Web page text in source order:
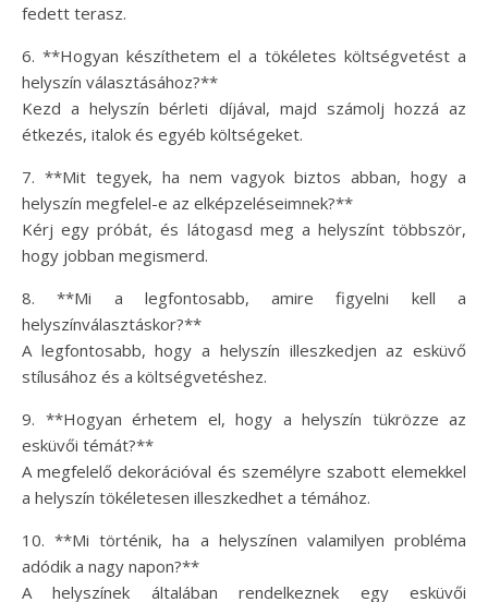
fedett terasz.
6. **Hogyan készíthetem el a tökéletes költségvetést a
helyszín választásához?**
Kezd a helyszín bérleti díjával, majd számolj hozzá az
étkezés, italok és egyéb költségeket.
7. **Mit tegyek, ha nem vagyok biztos abban, hogy a
helyszín megfelel-e az elképzeléseimnek?**
Kérj egy próbát, és látogasd meg a helyszínt többször,
hogy jobban megismerd.
8. **Mi a legfontosabb, amire figyelni kell a
helyszínválasztáskor?**
A legfontosabb, hogy a helyszín illeszkedjen az esküvő
stílusához és a költségvetéshez.
9. **Hogyan érhetem el, hogy a helyszín tükrözze az
esküvői témát?**
A megfelelő dekorációval és személyre szabott elemekkel
a helyszín tökéletesen illeszkedhet a témához.
10. **Mi történik, ha a helyszínen valamilyen probléma
adódik a nagy napon?**
A helyszínek általában rendelkeznek egy esküvői